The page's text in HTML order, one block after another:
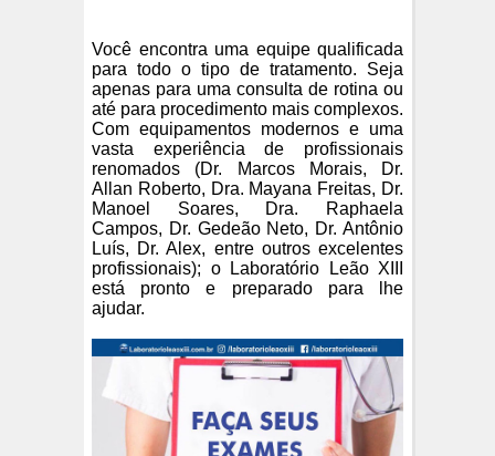
Você encontra uma equipe qualificada
para todo o tipo de tratamento. Seja
apenas para uma consulta de rotina ou
até para procedimento mais complexos.
Com equipamentos modernos e uma
vasta experiência de profissionais
renomados (Dr. Marcos Morais, Dr.
Allan Roberto, Dra. Mayana Freitas, Dr.
Manoel Soares, Dra. Raphaela
Campos, Dr. Gedeão Neto, Dr. Antônio
Luís, Dr. Alex, entre outros excelentes
profissionais); o Laboratório Leão XIII
está pronto e preparado para lhe
ajudar.